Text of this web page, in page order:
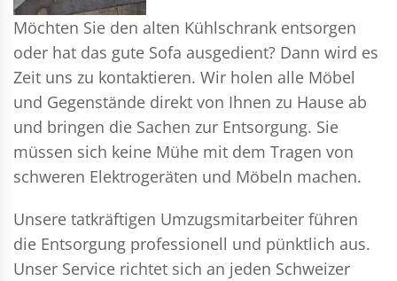
Möchten Sie den alten Kühlschrank entsorgen
oder hat das gute Sofa ausgedient? Dann wird es
Zeit uns zu kontaktieren. Wir holen alle Möbel
und Gegenstände direkt von Ihnen zu Hause ab
und bringen die Sachen zur Entsorgung. Sie
müssen sich keine Mühe mit dem Tragen von
schweren Elektrogeräten und Möbeln machen.
Unsere tatkräftigen Umzugsmitarbeiter führen
die Entsorgung professionell und pünktlich aus.
Unser Service richtet sich an jeden Schweizer